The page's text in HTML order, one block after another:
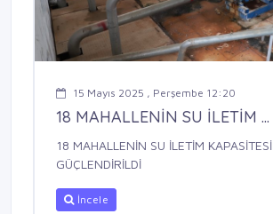
15 Mayıs 2025 , Perşembe 12:20
18 MAHALLENİN SU İLETİM ...
18 MAHALLENİN SU İLETİM KAPASİTESİ
GÜÇLENDİRİLDİ
İncele